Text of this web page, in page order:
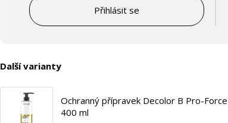
Přihlásit se
Další varianty
Ochranný přípravek Decolor B Pro-
400 ml